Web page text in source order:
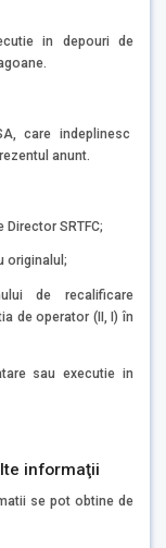
in depouri de
care indeplinesc
anunt.
SRTFC;
originalul;
de recalificare
de operator (II, I) în
sau executie in
informaţii
se pot obtine de